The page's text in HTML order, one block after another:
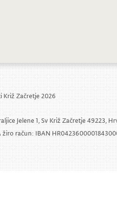
Križ Začretje 2026
Jelene 1, Sv Križ Začretje 49223,
žiro račun: IBAN